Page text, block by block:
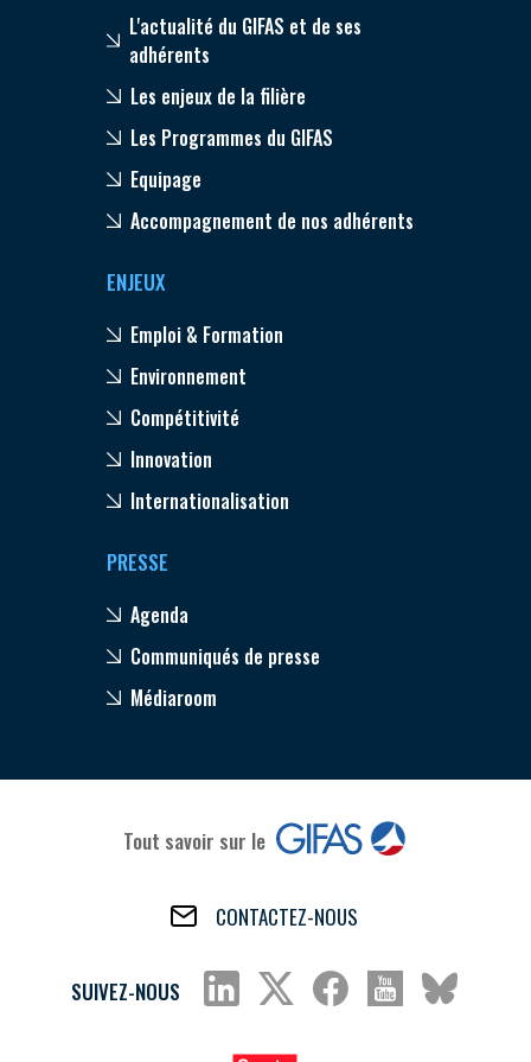
L'actualité du GIFAS et de ses
adhérents
Les enjeux de la filière
Les Programmes du GIFAS
Equipage
Accompagnement de nos adhérents
ENJEUX
Emploi & Formation
Environnement
Compétitivité
Innovation
Internationalisation
PRESSE
Agenda
Communiqués de presse
Médiaroom
Tout savoir sur le
CONTACTEZ-NOUS
SUIVEZ-NOUS